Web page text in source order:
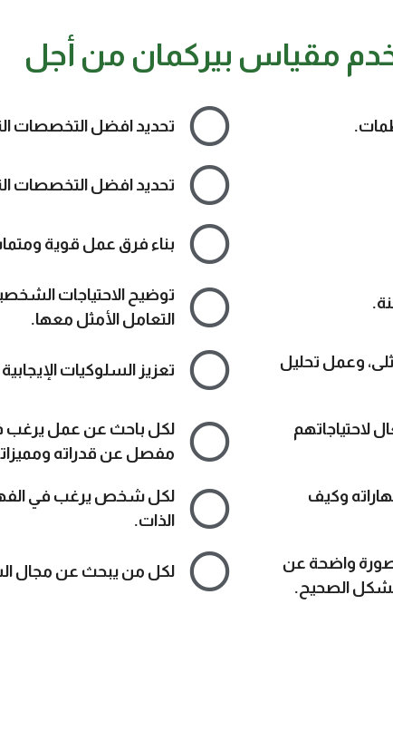
مقياس بيركمان من أجل
تحديد افضل التخصصات
تحديد افضل التخصصات
بناء فرق عمل قوية
توضيح الاحتياجات
التعامل الأمثل معها.
وعمل تحليل
تعزيز السلوكيات
ﻻحتياجاتهم
لكل باحث عن عمل يرغب في
مفصل عن قدراته
وكيف
لكل شخص يرغب في
الذات.
واضحة عن
الصحيح.
لكل من يبحث عن مجال